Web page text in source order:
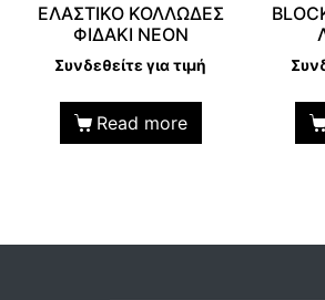
ΕΛΑΣΤΙΚΟ ΚΟΛΛΩΔΕΣ
ΦΙΔΑΚΙ ΝΕΟΝ
Συνδεθείτε για τιμή
Read more